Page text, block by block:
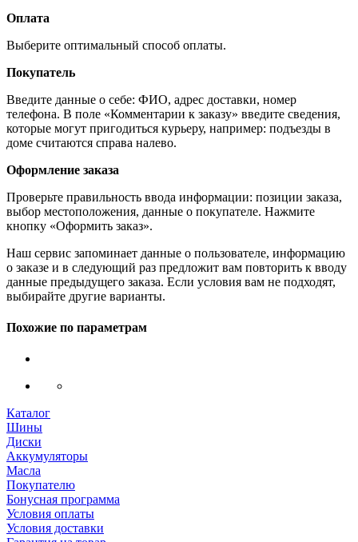
Оплата
Выберите оптимальный способ оплаты.
Покупатель
Введите данные о себе: ФИО, адрес доставки, номер
телефона. В поле «Комментарии к заказу» введите сведения,
которые могут пригодиться курьеру, например: подъезды в
доме считаются справа налево.
Оформление заказа
Проверьте правильность ввода информации: позиции заказа,
выбор местоположения, данные о покупателе. Нажмите
кнопку «Оформить заказ».
Наш сервис запоминает данные о пользователе, информацию
о заказе и в следующий раз предложит вам повторить к вводу
данные предыдущего заказа. Если условия вам не подходят,
выбирайте другие варианты.
Похожие по параметрам
Каталог
Шины
Диски
Аккумуляторы
Масла
Покупателю
Бонусная программа
Условия оплаты
Условия доставки